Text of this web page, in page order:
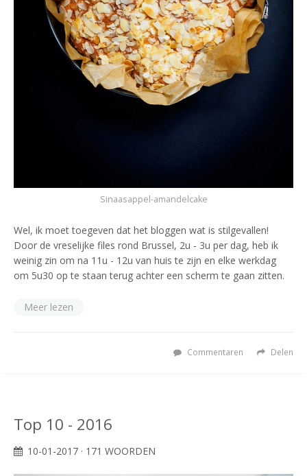
Sinaasappel-amandelcake
Wel, ik moet toegeven dat het bloggen wat is stilgevallen!
Door de vreselijke files rond Brussel, 2u - 3u per dag, heb ik
weinig zin om na 11u - 12u van huis te zijn en elke werkdag
om 5u30 op te staan terug achter een scherm te gaan zitten.
Meer lezen
Delen
Commentaren
Top 10 - 2016
10-01-2017 · 171 WOORDEN